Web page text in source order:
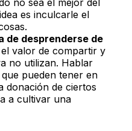
no sea el mejor del
es inculcarle el
de desprenderse de
valor de compartir y
no utilizan. Hablar
pueden tener en
donación de ciertos
a cultivar una